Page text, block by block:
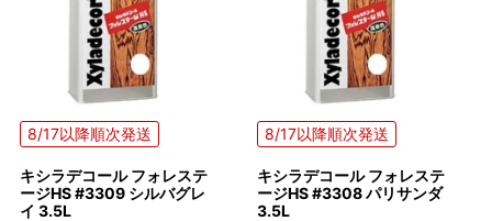
8/17以降順次発送
キシラデコール フォレステ
ージHS #3309 シルバグレ
イ 3.5L
8/17以降順次発送
キシラデコール フォレステ
ージHS #3308 パリサンダ
3.5L